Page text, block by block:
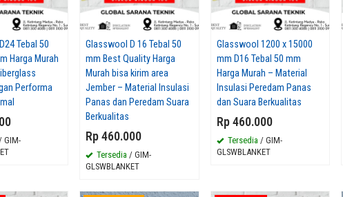
Tebal 50
Harga Murah
Performa
/ GIM-
Glasswool D 16 Tebal 50
mm Best Quality Harga
Murah bisa kirim area
Jember – Material Insulasi
Panas dan Peredam Suara
Berkualitas
Rp 460.000
Tersedia / GIM-
GLSWBLANKET
Glasswool 1200 x 15000
mm D16 Tebal 50 mm
Harga Murah – Material
Insulasi Peredam Panas
dan Suara Berkualitas
Rp 460.000
Tersedia / GIM-
GLSWBLANKET
5cm Harga
untuk Home
Jual Gypsum Akustik 9mm Noise
Control Murah 2026– Reduksi Gema &
Kebisingan Maksimal
Tersedia/ GIM-GYPAKUSTIK
Rockwool Slab D80 kg/m³
Harga Terbaik Pengiriman
Peredam Suara dan Insulasi
Berkualitas